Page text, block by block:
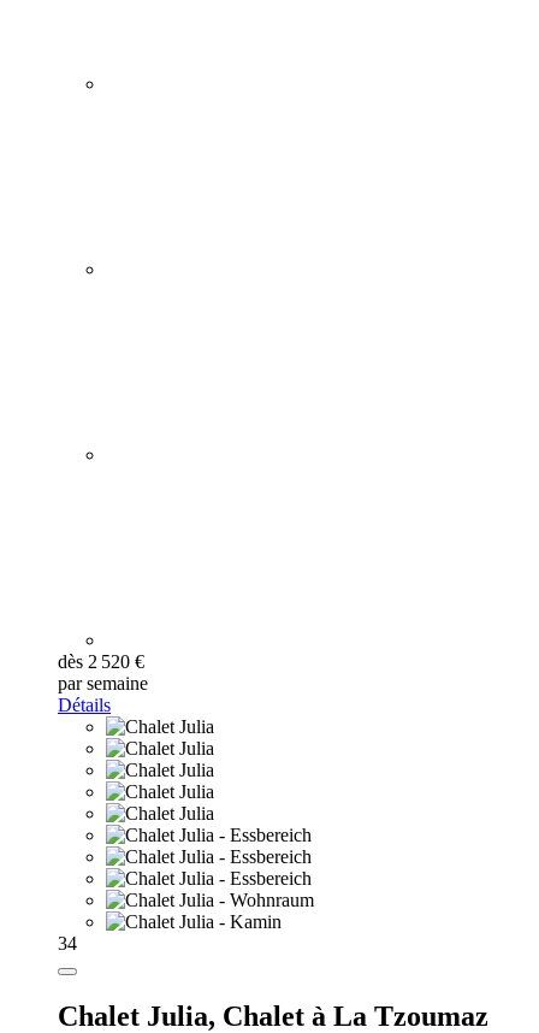
dès 2 520 €
par semaine
Détails
34
Chalet Julia, Chalet à La Tzoumaz